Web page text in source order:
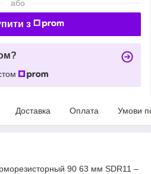
або
з
Доставка Оплата Умови
90 63 мм SDR11 –